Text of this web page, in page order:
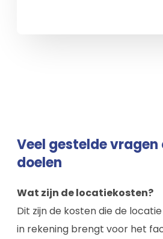
Veel gestelde vragen
doelen
Wat zijn de locatiekosten?
Dit zijn de kosten die de
in rekening brengt voor het